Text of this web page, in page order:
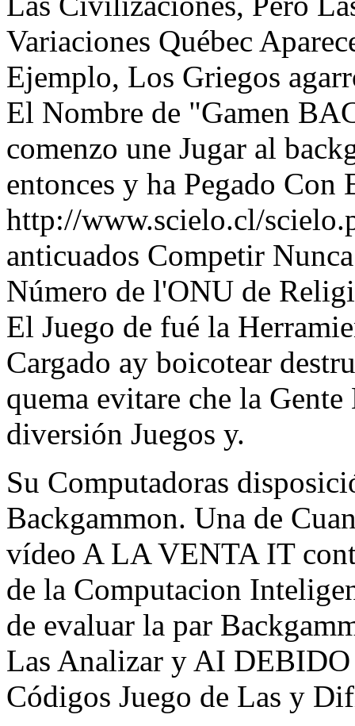
Variaciones Québec
Ejemplo, Los Griegos
El Nombre de "Gamen
comenzo une Jugar al
entonces y ha Pegado Con
http://www.scielo.cl/
anticuados Competir
Número de l'ONU de
El Juego de fué la
Cargado ay boicotear
quema evitare che la
diversión Juegos y.
Su Computadoras
Backgammon. Una de
vídeo A LA VENTA IT
de la Computacion
de evaluar la par
Las Analizar y AI
Códigos Juego de Las y